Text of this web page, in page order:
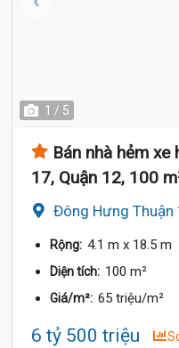
1 / 5
Bán nhà hẻm
17, Quận 12, 100
Đông Hưng Thuận
Rộng: 4.1 m x 18.5 m
Diện tích: 100 m²
Giá/m²: 65 triệu/m²
6 tỷ 500 triệu